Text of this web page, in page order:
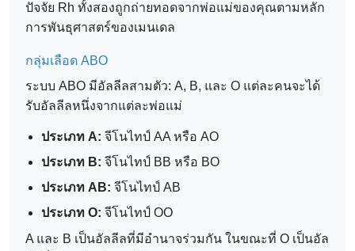
ปัจจัย Rh ทั้งสองถูกถ่ายทอดจากพ่อแม่ของคุณตามหลัก
การพันธุศาสตร์ของเมนเดล
กลุ่มเลือด ABO
ระบบ ABO มีอัลลีลสามตัว: A, B, และ O แต่ละคนจะได้
รับอัลลีลหนึ่งจากแต่ละพ่อแม่
ประเภท A: จีโนไทป์ AA หรือ AO
ประเภท B: จีโนไทป์ BB หรือ BO
ประเภท AB: จีโนไทป์ AB
ประเภท O: จีโนไทป์ OO
A และ B เป็นอัลลีลที่มีอำนาจร่วมกัน ในขณะที่ O เป็นอัล